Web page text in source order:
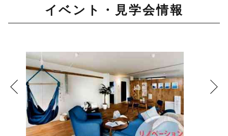
イベント・見学会情報